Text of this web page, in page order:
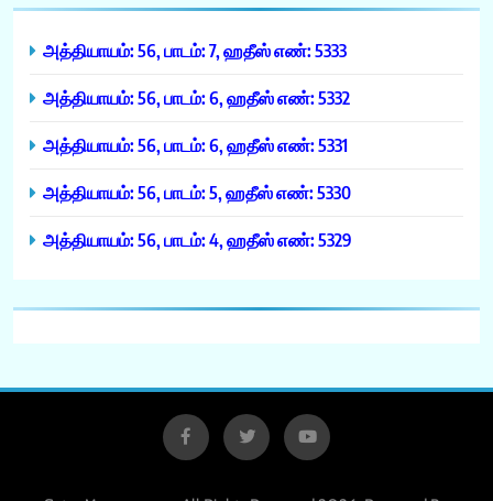
அத்தியாயம்: 56, பாடம்: 7, ஹதீஸ் எண்: 5333
அத்தியாயம்: 56, பாடம்: 6, ஹதீஸ் எண்: 5332
அத்தியாயம்: 56, பாடம்: 6, ஹதீஸ் எண்: 5331
அத்தியாயம்: 56, பாடம்: 5, ஹதீஸ் எண்: 5330
அத்தியாயம்: 56, பாடம்: 4, ஹதீஸ் எண்: 5329